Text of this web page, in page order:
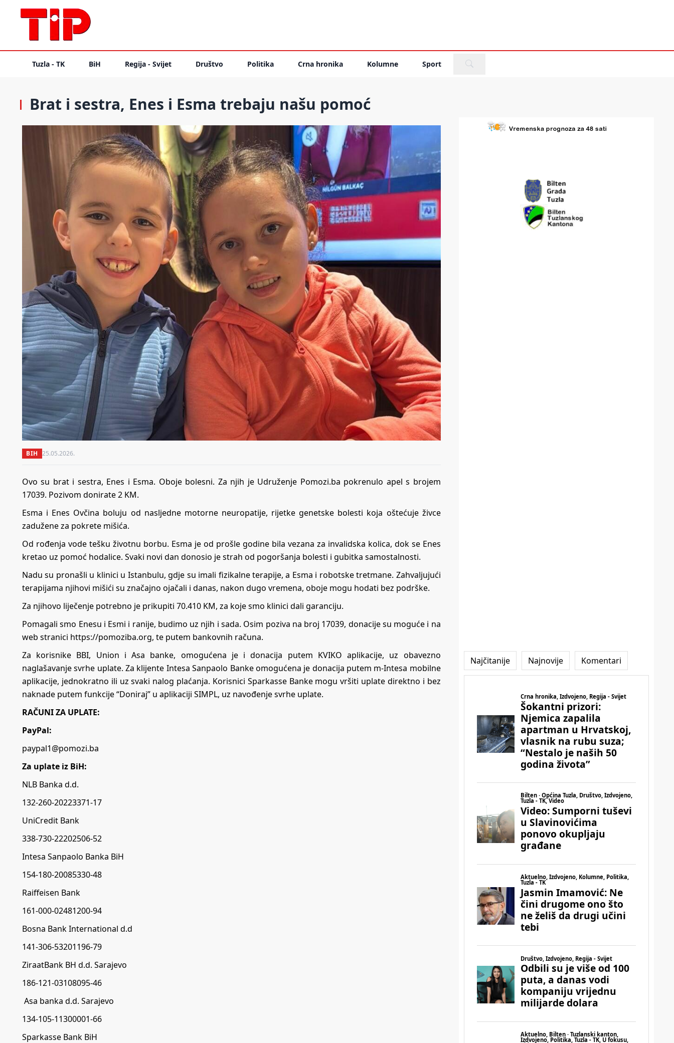
Tuzla - TK BiH Regija - Svijet Društvo Politika Crna hronika Kolumne Sport
Brat i sestra, Enes i Esma trebaju našu pomoć
BIH 25.05.2026.
Ovo su brat i sestra, Enes i Esma. Oboje bolesni. Za njih je Udruženje Pomozi.ba pokrenulo apel s brojem
17039. Pozivom donirate 2 KM.
Esma i Enes Ovčina boluju od nasljedne motorne neuropatije, rijetke genetske bolesti koja oštećuje živce
zadužene za pokrete mišića.
Od rođenja vode tešku životnu borbu. Esma je od prošle godine bila vezana za invalidska kolica, dok se Enes
kretao uz pomoć hodalice. Svaki novi dan donosio je strah od pogoršanja bolesti i gubitka samostalnosti.
Nadu su pronašli u klinici u Istanbulu, gdje su imali fizikalne terapije, a Esma i robotske tretmane. Zahvaljujući
terapijama njihovi mišići su značajno ojačali i danas, nakon dugo vremena, oboje mogu hodati bez podrške.
Za njihovo liječenje potrebno je prikupiti 70.410 KM, za koje smo klinici dali garanciju.
Pomagali smo Enesu i Esmi i ranije, budimo uz njih i sada. Osim poziva na broj 17039, donacije su moguće i na
web stranici https://pomoziba.org, te putem bankovnih računa.
Za korisnike BBI, Union i Asa banke, omogućena je i donacija putem KVIKO aplikacije, uz obavezno
naglašavanje svrhe uplate. Za klijente Intesa Sanpaolo Banke omogućena je donacija putem m-Intesa mobilne
aplikacije, jednokratno ili uz svaki nalog plaćanja. Korisnici Sparkasse Banke mogu vršiti uplate direktno i bez
naknade putem funkcije “Doniraj” u aplikaciji SIMPL, uz navođenje svrhe uplate.
RAČUNI ZA UPLATE:
PayPal:
paypal1@pomozi.ba
Za uplate iz BiH:
NLB Banka d.d.
132-260-20223371-17
UniCredit Bank
338-730-22202506-52
Intesa Sanpaolo Banka BiH
154-180-20085330-48
Raiffeisen Bank
161-000-02481200-94
Bosna Bank International d.d
141-306-53201196-79
ZiraatBank BH d.d. Sarajevo
186-121-03108095-46
Asa banka d.d. Sarajevo
134-105-11300001-66
Sparkasse Bank BiH
Najčitanije Najnovije Komentari